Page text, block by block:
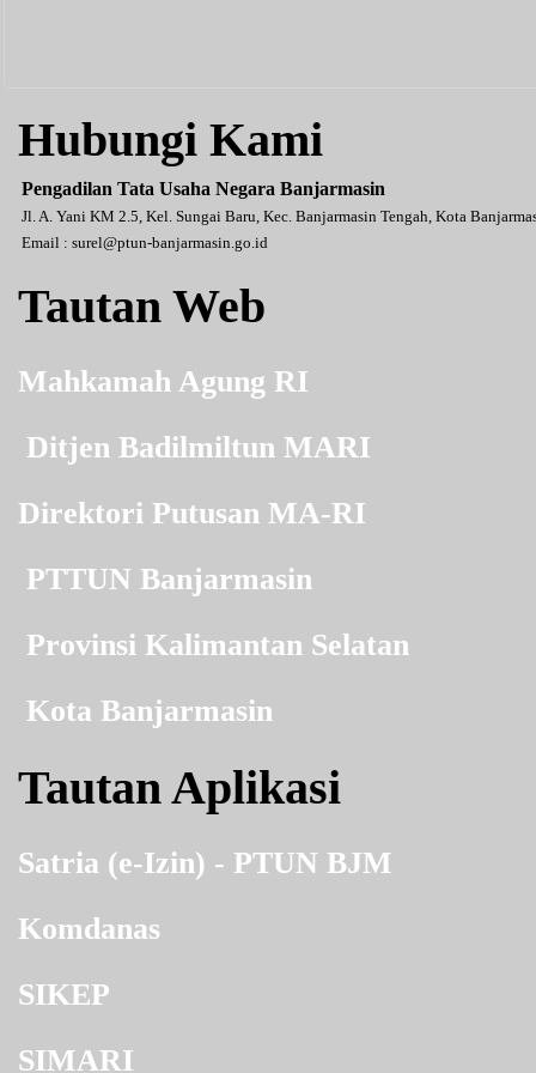
Hubungi Kami
Pengadilan Tata Usaha Negara Banjarmasin
Jl. A. Yani KM 2.5, Kel. Sungai Baru, Kec. Banjarmasin Tengah, Kota
Email : surel@ptun-banjarmasin.go.id
Tautan Web
Mahkamah Agung RI
Ditjen Badilmiltun MARI
Direktori Putusan MA-RI
PTTUN Banjarmasin
Provinsi Kalimantan Selatan
Kota Banjarmasin
Tautan Aplikasi
Satria (e-Izin) - PTUN BJM
Komdanas
SIKEP
SIMARI